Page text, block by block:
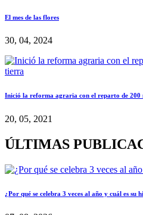
El mes de las flores
30, 04, 2024
Inició la reforma agraria con el reparto de 200
20, 05, 2021
ÚLTIMAS
¿Por qué se celebra 3 veces al año y cuál es su